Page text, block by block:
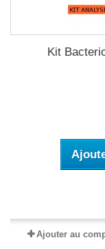
Kit
Ajouter au